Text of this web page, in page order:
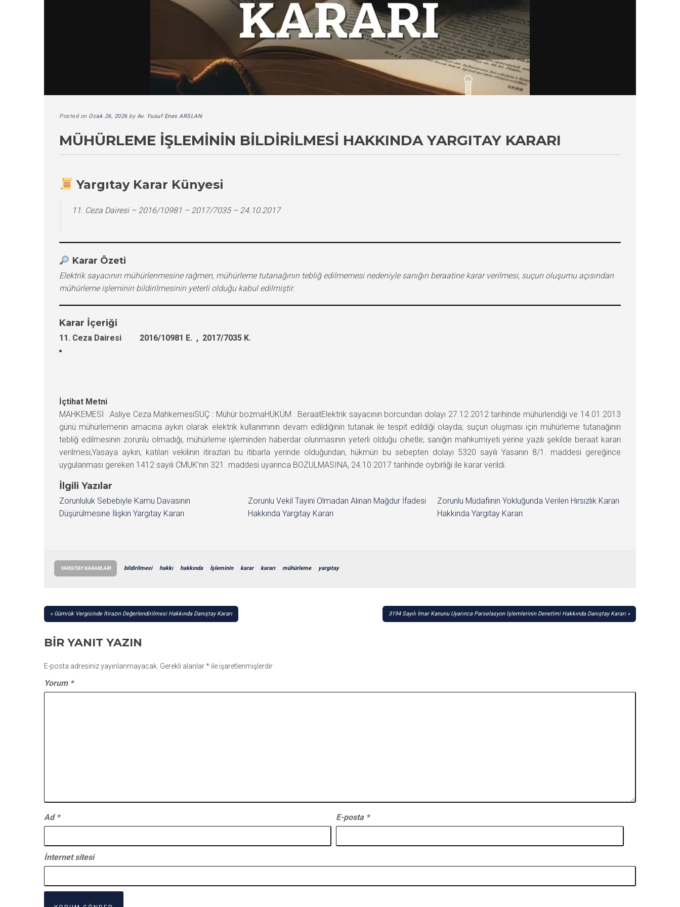
Posted on Ocak 26, 2026byAv. Yusuf Enes ARSLAN
MÜHÜRLEME İŞLEMININ BILDIRILMESI HAKKINDA YARGITAY KARARI
Yargıtay Karar Künyesi
11. Ceza Dairesi – 2016/10981 – 2017/7035 – 24.10.2017
Karar Özeti
Elektrik sayacının mühürlenmesine rağmen, mühürleme tutanağının tebliğ edilmemesi nedeniyle sanığın beraatine karar verilmesi, suçun oluşumu açısından
mühürleme işleminin bildirilmesinin yeterli olduğu kabul edilmiştir.
Karar İçeriği
11. Ceza Dairesi 2016/10981 E. , 2017/7035 K.
İçtihat Metni
MAHKEMESİ :Asliye Ceza MahkemesiSUÇ : Mühür bozmaHÜKÜM : BeraatElektrik sayacının borcundan dolayı 27.12.2012 tarihinde mühürlendiği ve 14.01.2013
günü mühürlemenin amacına aykırı olarak elektrik kullanımının devam edildiğinin tutanak ile tespit edildiği olayda; suçun oluşması için mühürleme tutanağının
tebliğ edilmesinin zorunlu olmadığı, mühürleme işleminden haberdar olunmasının yeterli olduğu cihetle; sanığın mahkumiyeti yerine yazılı şekilde beraat kararı
verilmesi,Yasaya aykırı, katılan vekilinin itirazları bu itibarla yerinde olduğundan, hükmün bu sebepten dolayı 5320 sayılı Yasanın 8/1. maddesi gereğince
uygulanması gereken 1412 sayılı CMUK’nın 321. maddesi uyarınca BOZULMASINA, 24.10.2017 tarihinde oybirliği ile karar verildi.
İlgili Yazılar
Zorunluluk Sebebiyle Kamu Davasının
Düşürülmesine İlişkin Yargıtay Kararı
Zorunlu Vekil Tayini Olmadan Alınan Mağdur İfadesi
Hakkında Yargıtay Kararı
Zorunlu Müdafiinin Yokluğunda Verilen Hırsızlık Kararı
Hakkında Yargıtay Kararı
YARGITAY KARARLARI bildirilmesi hakkı hakkında İşleminin karar kararı mühürleme yargıtay
YAZI
Gümrük Vergisinde İtirazın Değerlendirilmesi Hakkında Danıştay Kararı 3194 Sayılı İmar Kanunu Uyarınca Parselasyon İşlemlerinin Denetimi Hakkında Danıştay Kararı
BIR YANIT YAZIN
E-posta adresiniz yayınlanmayacak. Gerekli alanlar* ile işaretlenmişlerdir
Yorum *
Ad * E-posta *
İnternet sitesi